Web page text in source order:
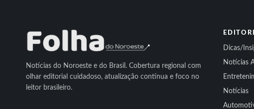
Notícias do Noroeste e do Brasil. Cobertura regional com
olhar editorial cuidadoso, atualização contínua e foco no
leitor brasileiro.
Dicas/
Notícias
Notícias